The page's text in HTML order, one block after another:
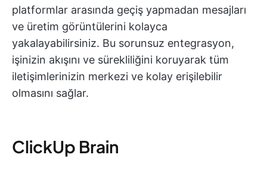
platformlar arasında geçiş yapmadan mesajları
ve üretim görüntülerini kolayca
yakalayabilirsiniz. Bu sorunsuz entegrasyon,
işinizin akışını ve sürekliliğini koruyarak tüm
iletişimlerinizin merkezi ve kolay erişilebilir
olmasını sağlar.
ClickUp Brain